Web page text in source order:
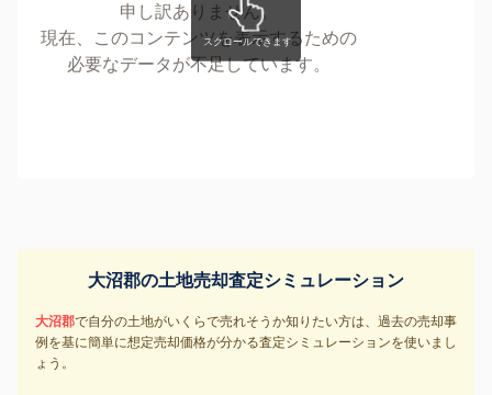
申し訳ありません。
現在、このコンテンツを表示するための
必要なデータが不足しています。
大沼郡の土地売却査定シミュレーション
大沼郡で自分の土地がいくらで売れそうか知りたい方は、過去の売却事
例を基に簡単に想定売却価格が分かる査定シミュレーションを使いまし
ょう。